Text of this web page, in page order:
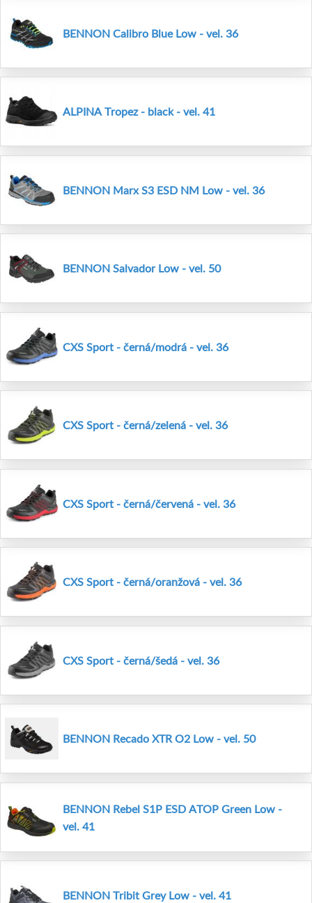
BENNON Calibro Blue Low - vel. 36
ALPINA Tropez - black - vel. 41
BENNON Marx S3 ESD NM Low - vel. 36
BENNON Salvador Low - vel. 50
CXS Sport - černá/modrá - vel. 36
CXS Sport - černá/zelená - vel. 36
CXS Sport - černá/červená - vel. 36
CXS Sport - černá/oranžová - vel. 36
CXS Sport - černá/šedá - vel. 36
BENNON Recado XTR O2 Low - vel. 50
BENNON Rebel S1P ESD ATOP Green Low -
vel. 41
BENNON Tribit Grey Low - vel. 41